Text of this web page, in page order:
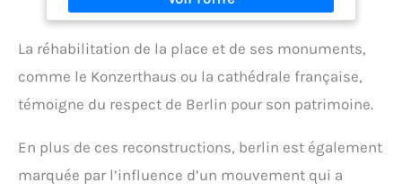
La réhabilitation de la place et de ses monuments,
comme le Konzerthaus ou la cathédrale française,
témoigne du respect de Berlin pour son patrimoine.
En plus de ces reconstructions, berlin est également
marquée par l’influence d’un mouvement qui a